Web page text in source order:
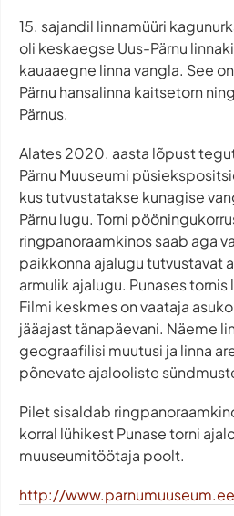
15. sajandil linnamüüri
oli keskaegse Uus-Pärnu
kauaaegne linna vangla. See
Pärnu hansalinna kaitsetorn
Pärnus.
Alates 2020. aasta lõpust
Pärnu Muuseumi
kus tutvustatakse kunagise
Pärnu lugu. Torni
ringpanoraamkinos saab aga
paikkonna ajalugu tutvustavat
armulik ajalugu. Punases
Filmi keskmes on vaataja
jääajast tänapäevani. Näeme
geograafilisi muutusi ja linna
põnevate ajalooliste
Pilet sisaldab
korral lühikest Punase torni
muuseumitöötaja poolt.
http://